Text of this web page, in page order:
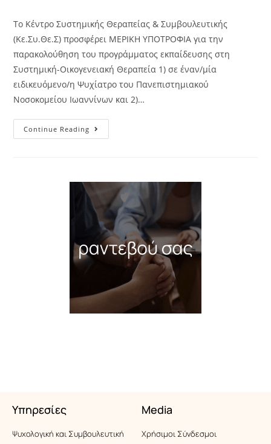
Το Κέντρο Συστημικής Θεραπείας & Συμβουλευτικής
(Κε.Συ.Θε.Σ) προσφέρει ΜΕΡΙΚΗ ΥΠΟΤΡΟΦΙΑ για την
παρακολούθηση του προγράμματος εκπαίδευσης στη
Συστημική-Οικογενειακή Θεραπεία 1) σε έναν/μία
ειδικευόμενο/η Ψυχίατρο του Πανεπιστημιακού
Νοσοκομείου Ιωαννίνων και 2)…
Continue Reading
Υπηρεσίες
Ψυχολογική και Συμβουλευτική
Media
Xρήσιμοι Σύνδεσμοι